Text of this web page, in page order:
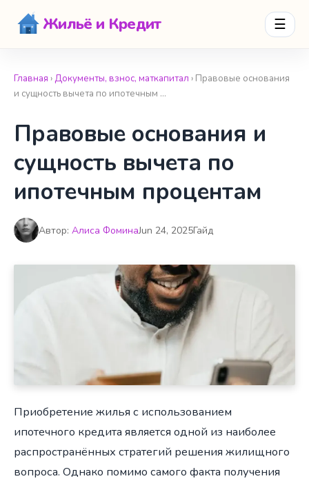
Жильё и Кредит ☰
Главная ›Документы, взнос, маткапитал › Правовые основания
и сущность вычета по ипотечным …
Правовые основания и
сущность вычета по
ипотечным процентам
Автор: Алиса ФоминаJun 24, 2025Гайд
Приобретение жилья с использованием
ипотечного кредита является одной из наиболее
распространённых стратегий решения жилищного
вопроса. Однако помимо самого факта получения